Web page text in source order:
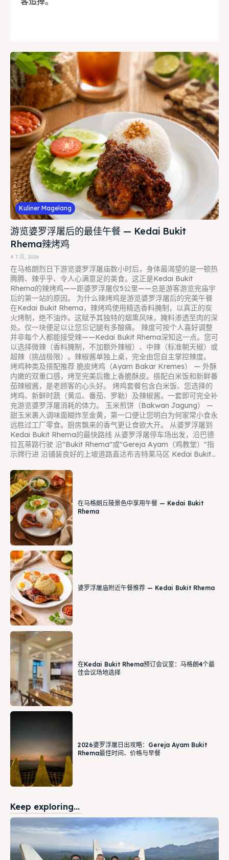
Tempat makan keluarga
Kuliner Magelang
游览婆罗浮屠后的最佳午餐 — Kedai Bukit
Rhema辣烤鸡
4 7 月, 2026
在马格朗烈日下游览婆罗浮屠庙数小时后，身体最渴望的是一顿热
腾腾、辣乎乎、令人心满意足的美食。这正是Kedai Bukit
Rhema的辣烤鸡——距婆罗浮屠仅5公里——总是游客游览完庙宇
后的第一站的原因。 为什么辣烤鸡是游览婆罗浮屠后的完美午餐
在Kedai Bukit Rhema，辣烤鸡使用精选香料腌制，以真正的炭
火烤制，绝不油炸。这赋予其独特的烟熏风味，腌料渗透至肉的深
处。仅一块便足以让您忘记腿有多酸痛。 辣度可按个人喜好调整
并非每个人都能接受辣——Kedai Bukit Rhema深知这一点。您可
以选择微辣（香料腌制，不加额外辣椒）、中辣（标准朝天椒）或
超辣（挑战极限）。辣椒酱单独上桌，完全由您自主掌控辣度。
烤鸡种类及搭配推荐 脆皮烤鸡（Ayam Bakar Kremes） — 外酥
内嫩的双重口感，烤至完美后撒上香脆酥皮。搭配白米饭和新鲜番
茄辣椒酱，是老顾客的心头好。 烤鸡套餐包含白米饭、您选择的
烤鸡、新鲜时蔬（黄瓜、番茄、罗勒）及辣椒酱。一套即可完全补
充游览婆罗浮屠消耗的体力。 玉米煎饼（Bakwan Jagung） —
甜玉米裹入调味面糊炸至金黄，第一口便让您明白为何家常小食永
远胜过工厂零食。厨房飘来的香气更让食欲大开。 从婆罗浮屠到
Kedai Bukit Rhema的最快路线 从婆罗浮屠停车场出发，沿巴德
拉瓦蒂路行驶 沿"Bukit Rhema"或"Gereja Ayam（鸡教堂）"指
示牌行进 沿铺装良好的上坡道路直达布吉特莱马区 Kedai Bukit...
在马格朗丘陵景色中享用午餐 — Kedai Bukit
Rhema
婆罗浮屠庙附近午餐推荐 — Kedai Bukit Rhema
在Kedai Bukit Rhema预订会议室：马格朗4个最
佳会议场地选择
2026婆罗浮屠日出攻略：Gereja Ayam Bukit
Rhema最佳时间、价格与早餐
Keep exploring...